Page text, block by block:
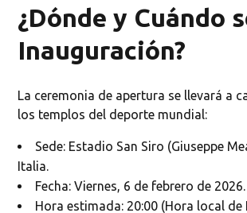
¿Dónde y Cuándo
Inauguración?
La ceremonia de apertura se llevará a
los templos del deporte mundial:
Sede: Estadio San Siro (Giuseppe
Italia.
Fecha: Viernes, 6 de febrero de 2026.
Hora estimada: 20:00 (Hora local de